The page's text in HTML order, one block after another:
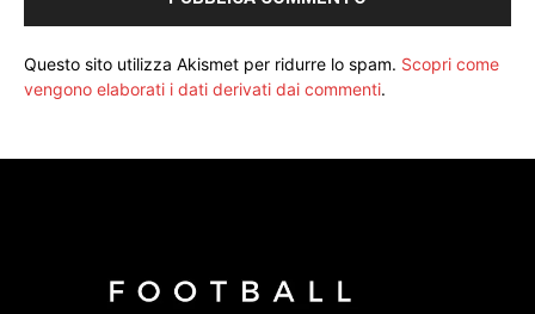
Questo sito utilizza Akismet per ridurre lo spam. Scopri come
vengono elaborati i dati derivati dai commenti.